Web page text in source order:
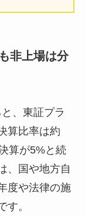
非上場は分
、東証プラ
算比率は約
算が5%と続
、国や地方自
度や法律の施
す。